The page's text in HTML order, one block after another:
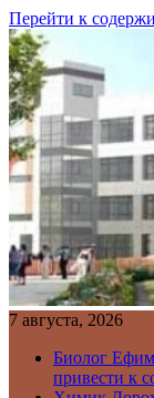
Перейти к
7 августа, 2026
Биолог
привести к